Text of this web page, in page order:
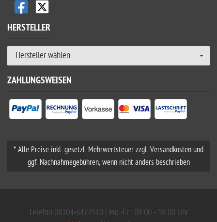
HERSTELLER
Hersteller wählen
ZAHLUNGSWEISEN
* Alle Preise inkl. gesetzl. Mehrwertsteuer zzgl. Versandkosten und
ggf. Nachnahmegebühren, wenn nicht anders beschrieben
Telefon 08104-6477510 | Mo.-Fr.: 09:00 - 16:00 Uhr